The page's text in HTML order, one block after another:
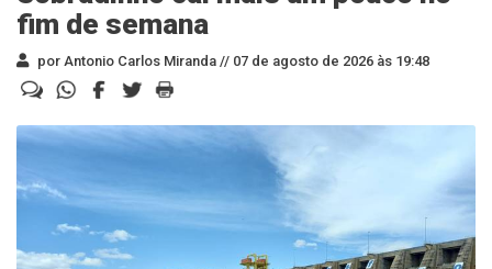
fim de semana
por Antonio Carlos Miranda // 07 de agosto de 2026 às 19:48